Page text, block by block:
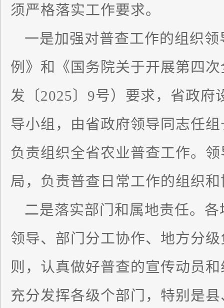
须严格落实工作要求。
一是加强对普查工作的组织
例》和《国务院关于开展第四
发〔2025〕9号）要求，省政府
导小组，由省政府领导同志任
负责组织全省农业普查工作。
局，负责普查日常工作的组织
二是落实部门和属地责任。
领导、部门分工协作、地方分
则，认真做好普查的宣传动员
充分发挥各级个部门，特别是